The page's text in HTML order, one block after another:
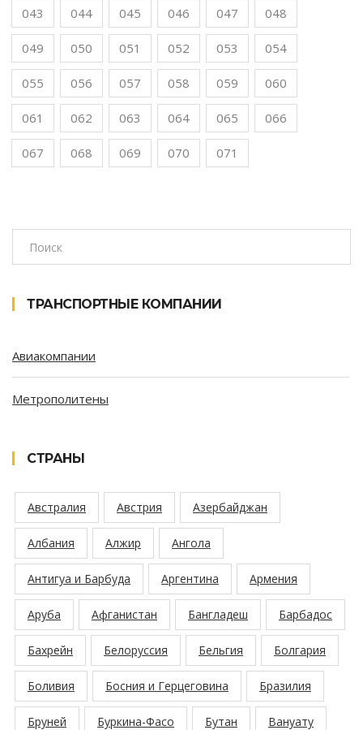
043 044 045 046 047 048
049 050 051 052 053 054
055 056 057 058 059 060
061 062 063 064 065 066
067 068 069 070 071
ТРАНСПОРТНЫЕ КОМПАНИИ
Авиакомпании
Метрополитены
СТРАНЫ
Австралия Австрия Азербайджан
Албания Алжир Ангола
Антигуа и Барбуда Аргентина Армения
Аруба Афганистан Бангладеш Барбадос
Бахрейн Белоруссия Бельгия Болгария
Боливия Босния и Герцеговина Бразилия
Бруней Буркина-Фасо Бутан Вануату